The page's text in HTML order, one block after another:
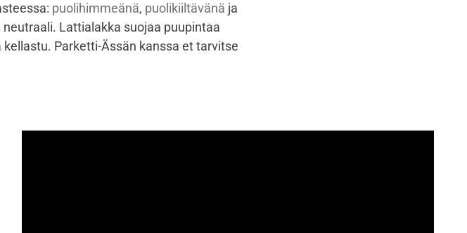
puolihimmeänä, puolikiiltävänä ja
Lattialakka suojaa puupintaa
Parketti-Ässän kanssa et tarvitse